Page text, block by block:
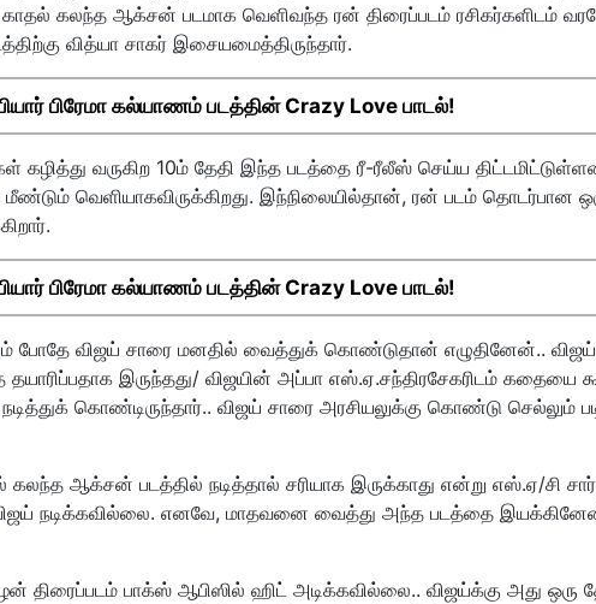
காதல் கலந்த ஆக்சன் படமாக வெளிவந்த ரன் திரைப்படம் ரசிகர்களிடம்
வித்யா சாகர் இசையமைத்திருந்தார்.
பிரேமா கல்யாணம் படத்தின் Crazy Love பாடல்!
கழித்து வருகிற 10ம் தேதி இந்த படத்தை ரீ-ரீலீஸ் செய்ய
மீண்டும் வெளியாகவிருக்கிறது. இந்நிலையில்தான், ரன் படம் தொடர்பான
பிரேமா கல்யாணம் படத்தின் Crazy Love பாடல்!
போதே விஜய் சாரை மனதில் வைத்துக் கொண்டுதான் எழுதினேன்.. விஜய்
இருந்தது/ விஜயின் அப்பா எஸ்.ஏ.சந்திரசேகரிடம் கதையை
கொண்டிருந்தார்.. விஜய் சாரை அரசியலுக்கு கொண்டு செல்லும்
ஆக்சன் படத்தில் நடித்தால் சரியாக இருக்காது என்று எஸ்.ஏ/சி
நடிக்கவில்லை. எனவே, மாதவனை வைத்து அந்த படத்தை
திரைப்படம் பாக்ஸ் ஆபிஸில் ஹிட் அடிக்கவில்லை.. விஜய்க்கு அது ஒரு